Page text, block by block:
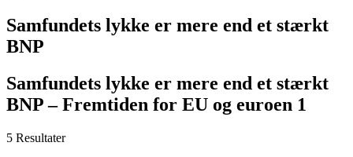
Samfundets lykke er mere end et stærkt
BNP
Samfundets lykke er mere end et stærkt
BNP – Fremtiden for EU og euroen 1
5 Resultater